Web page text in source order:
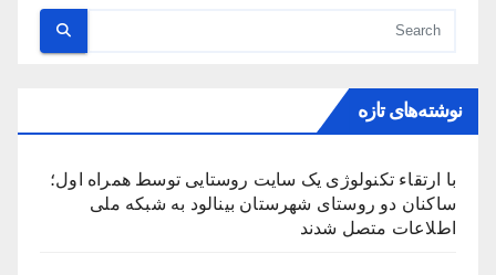
نوشته‌های تازه
با ارتقاء تکنولوژی یک سایت روستایی توسط همراه اول؛
ساکنان دو روستای شهرستان بینالود به شبکه ملی
اطلاعات متصل شدند